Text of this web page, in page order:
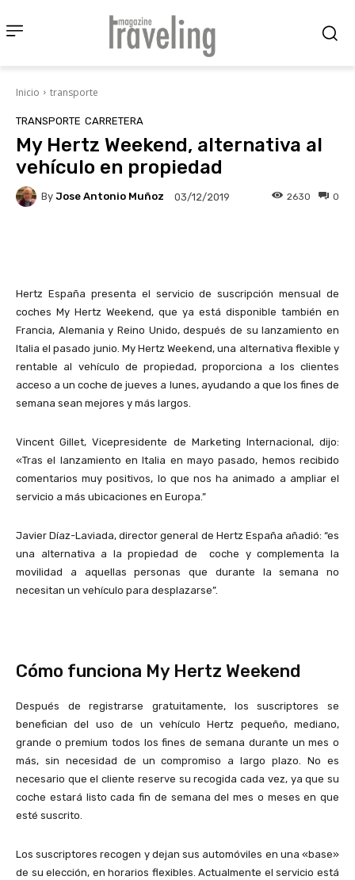
Inicio transporte
TRANSPORTE CARRETERA
My Hertz Weekend, alternativa al
vehículo en propiedad
By Jose Antonio Muñoz 03/12/2019 0
2630
Hertz España presenta el servicio de suscripción mensual de
coches My Hertz Weekend, que ya está disponible también en
Francia, Alemania y Reino Unido, después de su lanzamiento en
Italia el pasado junio. My Hertz Weekend, una alternativa flexible y
rentable al vehículo de propiedad, proporciona a los clientes
acceso a un coche de jueves a lunes, ayudando a que los fines de
semana sean mejores y más largos.
Vincent Gillet, Vicepresidente de Marketing Internacional, dijo:
«Tras el lanzamiento en Italia en mayo pasado, hemos recibido
comentarios muy positivos, lo que nos ha animado a ampliar el
servicio a más ubicaciones en Europa.”
Javier Díaz-Laviada, director general de Hertz España añadió: “es
una alternativa a la propiedad de coche y complementa la
movilidad a aquellas personas que durante la semana no
necesitan un vehículo para desplazarse”.
Cómo funciona My Hertz Weekend
Después de registrarse gratuitamente, los suscriptores se
benefician del uso de un vehículo Hertz pequeño, mediano,
grande o premium todos los fines de semana durante un mes o
más, sin necesidad de un compromiso a largo plazo. No es
necesario que el cliente reserve su recogida cada vez, ya que su
coche estará listo cada fin de semana del mes o meses en que
esté suscrito.
Los suscriptores recogen y dejan sus automóviles en una «base»
de su elección, en horarios flexibles. Actualmente el servicio está